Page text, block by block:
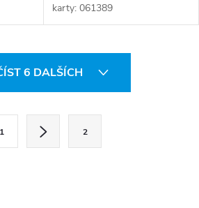
karty: 061389
6 DALŠÍCH
1 2